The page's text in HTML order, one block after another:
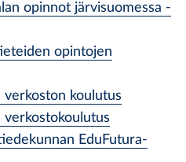
opinnot järvisuomessa -
opintojen
verkoston koulutus
verkostokoulutus
EduFutura-